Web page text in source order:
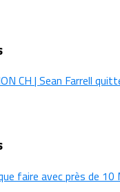
CH | Sean Farrell
faire avec près de 10